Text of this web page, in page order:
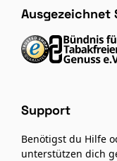
Ausgezeichnet
Support
Benötigst du Hilfe
unterstützen dich